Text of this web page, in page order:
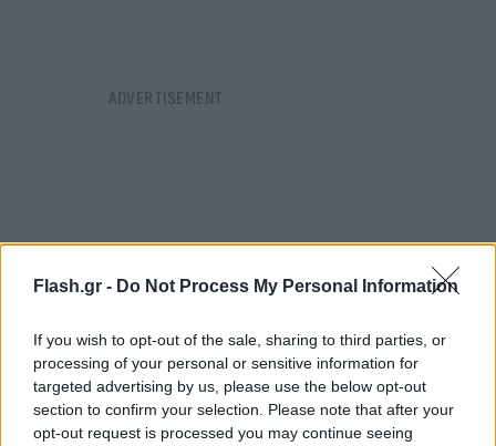
Flash.gr - Do Not Process My Personal Information
If you wish to opt-out of the sale, sharing to third parties, or
processing of your personal or sensitive information for
targeted advertising by us, please use the below opt-out
section to confirm your selection. Please note that after your
opt-out request is processed you may continue seeing